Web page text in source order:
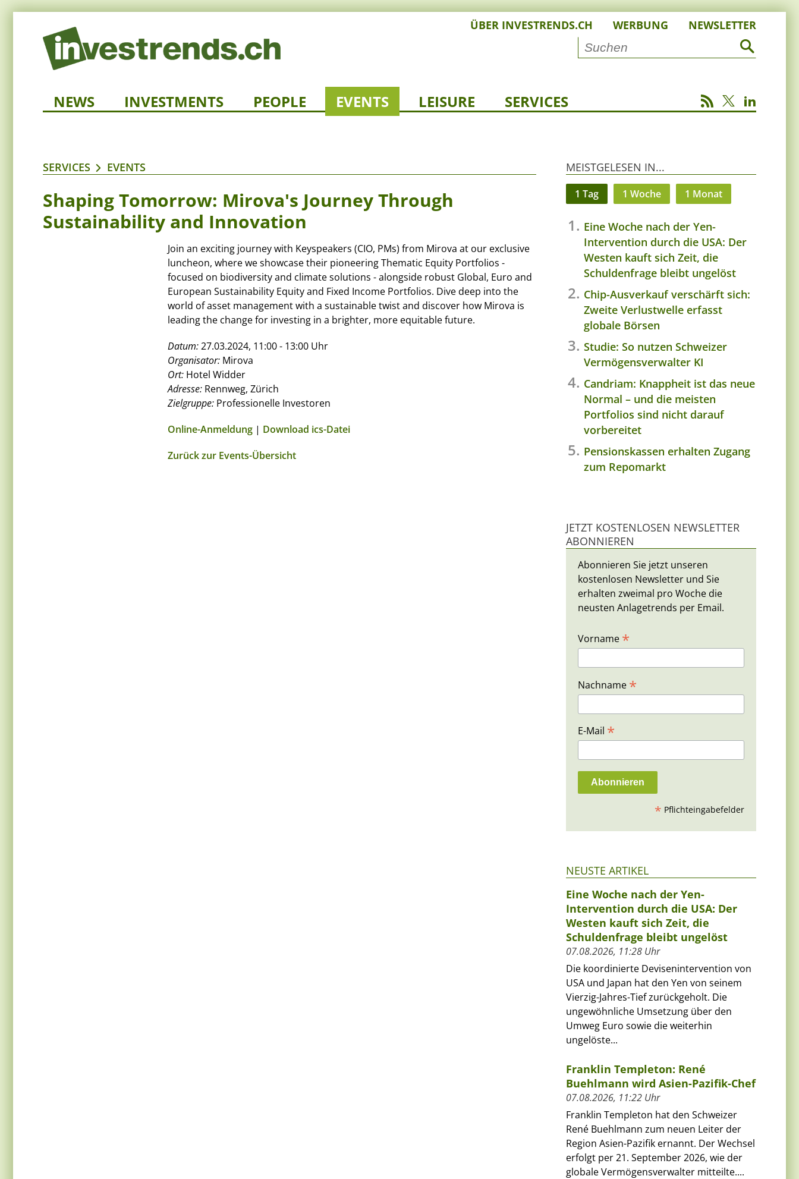
ÜBER INVESTRENDS.CH WERBUNG NEWSLETTER
NEWS INVESTMENTS PEOPLE EVENTS LEISURE SERVICES
SERVICES EVENTS
Shaping Tomorrow: Mirova's Journey Through
Sustainability and Innovation
Join an exciting journey with Keyspeakers (CIO, PMs) from Mirova at our exclusive
luncheon, where we showcase their pioneering Thematic Equity Portfolios -
focused on biodiversity and climate solutions - alongside robust Global, Euro and
European Sustainability Equity and Fixed Income Portfolios. Dive deep into the
world of asset management with a sustainable twist and discover how Mirova is
leading the change for investing in a brighter, more equitable future.
Datum:27.03.2024, 11:00 - 13:00 Uhr
Organisator: Mirova
Ort: Hotel Widder
Adresse: Rennweg, Zürich
Zielgruppe: Professionelle Investoren
Online-Anmeldung | Download ics-Datei
Zurück zur Events-Übersicht
MEISTGELESEN IN...
1 Tag 1 Woche 1 Monat
Eine Woche nach der Yen-
Intervention durch die USA: Der
Westen kauft sich Zeit, die
Schuldenfrage bleibt ungelöst
Chip-Ausverkauf verschärft sich:
Zweite Verlustwelle erfasst
globale Börsen
Studie: So nutzen Schweizer
Vermögensverwalter KI
Candriam: Knappheit ist das neue
Normal – und die meisten
Portfolios sind nicht darauf
vorbereitet
Pensionskassen erhalten Zugang
zum Repomarkt
JETZT KOSTENLOSEN NEWSLETTER
ABONNIEREN
Abonnieren Sie jetzt unseren
kostenlosen Newsletter und Sie
erhalten zweimal pro Woche die
neusten Anlagetrends per Email.
Vorname *
Nachname *
E-Mail *
* Pflichteingabefelder
NEUSTE ARTIKEL
Eine Woche nach der Yen-
Intervention durch die USA: Der
Westen kauft sich Zeit, die
Schuldenfrage bleibt ungelöst
07.08.2026, 11:28 Uhr
Die koordinierte Devisenintervention von
USA und Japan hat den Yen von seinem
Vierzig-Jahres-Tief zurückgeholt. Die
ungewöhnliche Umsetzung über den
Umweg Euro sowie die weiterhin
ungelöste...
Franklin Templeton: René
Buehlmann wird Asien-Pazifik-Chef
07.08.2026, 11:22 Uhr
Franklin Templeton hat den Schweizer
René Buehlmann zum neuen Leiter der
Region Asien-Pazifik ernannt. Der Wechsel
erfolgt per 21. September 2026, wie der
globale Vermögensverwalter mitteilte....